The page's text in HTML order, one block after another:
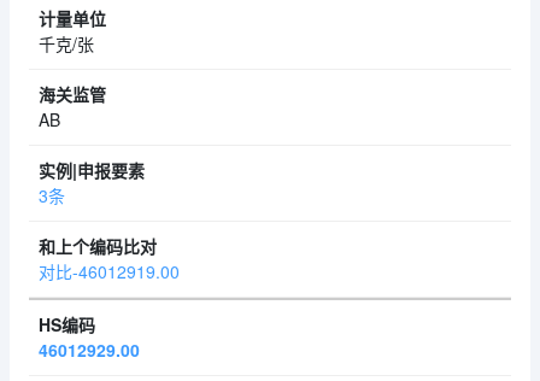
千克/张
AB
3条
对比-46012919.00
46012929.00